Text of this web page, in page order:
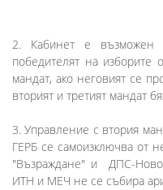
2. Кабинет е възможен
победителят на изборите
мандат, ако неговият се
вторият и третият мандат
3. Управление с втория
ГЕРБ се самоизключва от
"Възраждане" и ДПС-
ИТН и МЕЧ не се събира